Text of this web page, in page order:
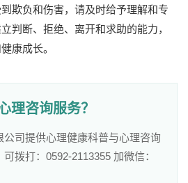
欺负和伤害，请及时给予理解和专
判断、拒绝、离开和求助的能力，
康成长。
理咨询服务？
司提供心理健康科普与心理咨询
拨打：0592-2113355 加微信：